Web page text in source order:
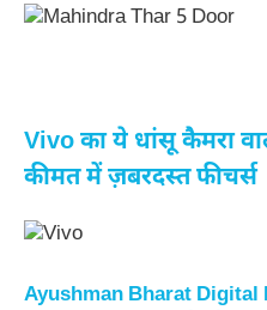
Vivo का ये धांसू कैमरा
कीमत में ज़बरदस्त फीचर्स
Ayushman Bharat Digital